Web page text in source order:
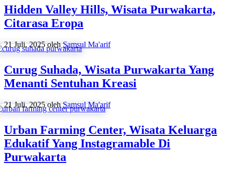
Hidden Valley Hills, Wisata Purwakarta,
Citarasa Eropa
21 Juli, 2025 olehSamsul Ma'arif
Curug Suhada, Wisata Purwakarta Yang
Menanti Sentuhan Kreasi
21 Juli, 2025 olehSamsul Ma'arif
Urban Farming Center, Wisata Keluarga
Edukatif Yang Instagramable Di
Purwakarta